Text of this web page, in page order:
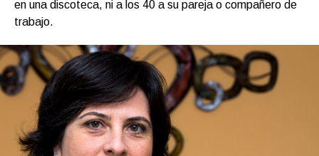
en una discoteca, ni a los 40 a su pareja o compañero de
trabajo.